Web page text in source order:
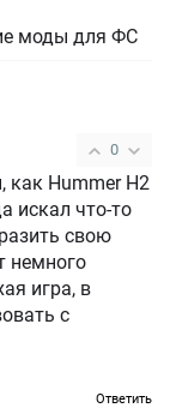
моды для ФС
0
как Hummer H2
искал что-то
свою
немного
игра, в
с
Ответить